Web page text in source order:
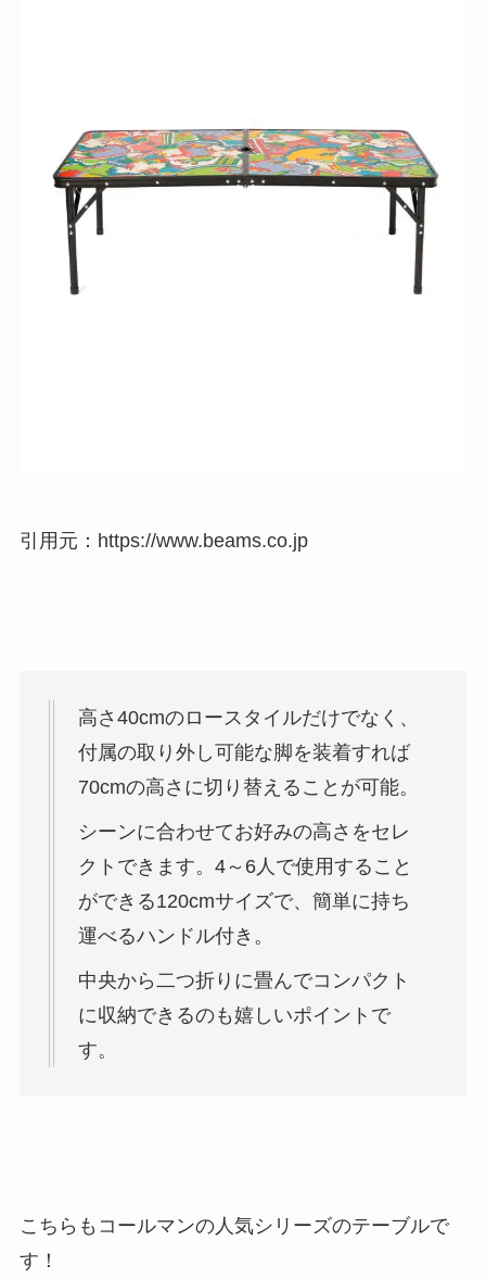
引用元：https://www.beams.co.jp
高さ40cmのロースタイルだけでなく、
付属の取り外し可能な脚を装着すれば
70cmの高さに切り替えることが可能。
シーンに合わせてお好みの高さをセレ
クトできます。4～6人で使用すること
ができる120cmサイズで、簡単に持ち
運べるハンドル付き。
中央から二つ折りに畳んでコンパクト
に収納できるのも嬉しいポイントで
す。
こちらもコールマンの人気シリーズのテーブルで
す！